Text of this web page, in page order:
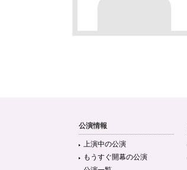
公演情報
上演中の公演
もうすぐ開幕の公演